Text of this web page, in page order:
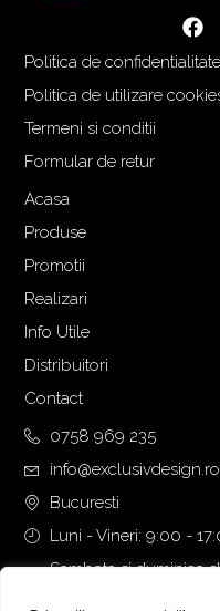
Politica de confidentialitate
Politica de utilizare
Termeni si conditii
Formular de retur
Acasa
Produse
Promotii
Realizari
Info Utile
Distribuitori
Contact
0758 969 235
info@exclusivdesign.ro
Bucuresti
Luni - Vineri: 9:00 -
Sambata si duminica